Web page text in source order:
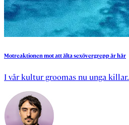
Motreaktionenmotattältasexövergreppärhär
I vår kultur groomas nu unga killar.